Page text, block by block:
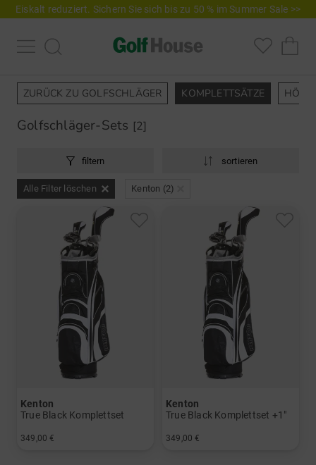
Eiskalt reduziert. Sichern Sie sich bis zu 50 % im Summer Sale >>
ZURÜCK ZU GOLFSCHLÄGER KOMPLETTSÄTZE
Golfschläger-Sets [2]
filtern sortieren
Alle Filter löschen Kenton (2)
Kenton
True Black Komplettset
349,00 €
Kenton
True Black Komplettset +1"
349,00 €